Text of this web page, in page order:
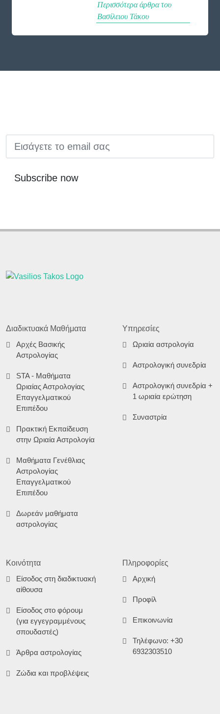
Περισσότερα άρθρα του
Βασίλειου Τάκου
Subscribe now
Διαδικτυακά Μαθήματα
Αρχές Βασικής
Αστρολογίας
STA - Μαθήματα
Ωριαίας Αστρολογίας
Επαγγελματικού
Επιπέδου
Πρακτική Εκπαίδευση
στην Ωριαία Αστρολογία
Μαθήματα Γενέθλιας
Αστρολογίας
Επαγγελματικού
Επιπέδου
Δωρεάν μαθήματα
αστρολογίας
Υπηρεσίες
Ωριαία αστρολογία
Αστρολογική συνεδρία
Αστρολογική συνεδρία +
1 ωριαία ερώτηση
Συναστρία
Κοινότητα
Είσοδος στη διαδικτυακή
αίθουσα
Είσοδος στο φόρουμ
(για εγγεγραμμένους
σπουδαστές)
Άρθρα αστρολογίας
Ζώδια και προβλέψεις
Πληροφορίες
Αρχική
Προφίλ
Επικοινωνία
Τηλέφωνο: +30
6932303510